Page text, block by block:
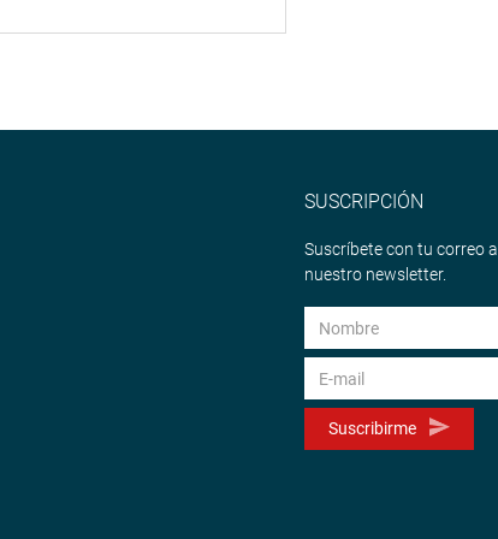
SUSCRIPCIÓN
Suscríbete con tu correo a
nuestro newsletter.
Suscribirme